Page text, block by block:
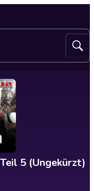
5 (Ungekürzt)